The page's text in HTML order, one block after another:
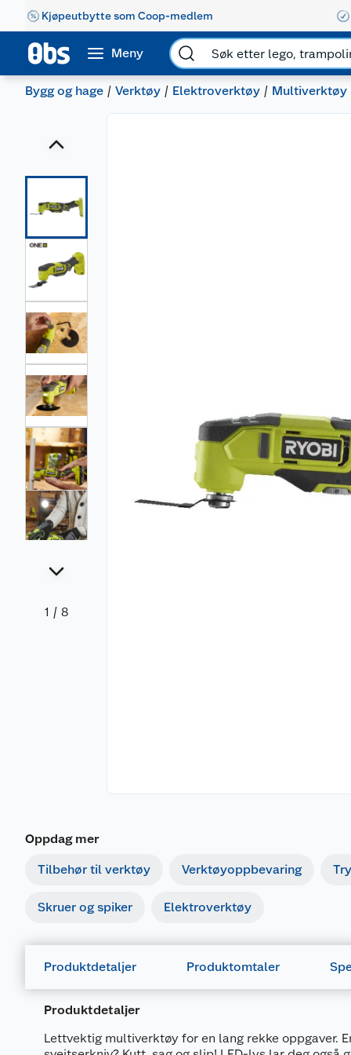
Kjøpeutbytte som Coop-medlem
Meny
Bygg og hage Verktøy Elektroverktøy Multiverktøy
1 / 8
Oppdag mer
Tilbehør til verktøy Verktøyoppbevaring
Skruer og spiker Elektroverktøy
Produktdetaljer Produktomtaler
Produktdetaljer
Lettvektig multiverktøy for en lang rekke oppgaver.